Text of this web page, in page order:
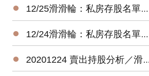
● 12/25滑滑輪：私房存股名單每日持股調整建議（新手存股）
● 12/24滑滑輪：私房存股名單每日持股調整建議（新手存股）
● 20201224 賣出持股分析／滑滑輪（新手存股）